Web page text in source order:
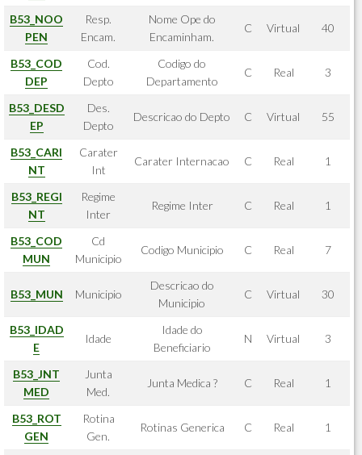
B53_NOO
PEN
Resp.
Encam.
Nome Ope do
Encaminham.
C Virtual 40
B53_COD
DEP
Cod.
Depto
Codigo do
Departamento
C Real 3
B53_DESD
EP
Des.
Depto
Descricao do Depto C Virtual 55
B53_CARI
NT
Carater
Int
Carater Internacao C Real 1
B53_REGI
NT
Regime
Inter
Regime Inter C Real 1
B53_COD
MUN
Cd
Municipio
Codigo Municipio C Real 7
B53_MUN Municipio
Descricao do
Municipio
C Virtual 30
B53_IDAD
E
Idade
Idade do
Beneficiario
N Virtual 3
B53_JNT
MED
Junta
Med.
Junta Medica ? C Real 1
B53_ROT
GEN
Rotina
Gen.
Rotinas Generica C Real 1